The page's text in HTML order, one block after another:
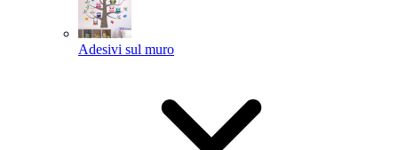
Adesivi sul muro